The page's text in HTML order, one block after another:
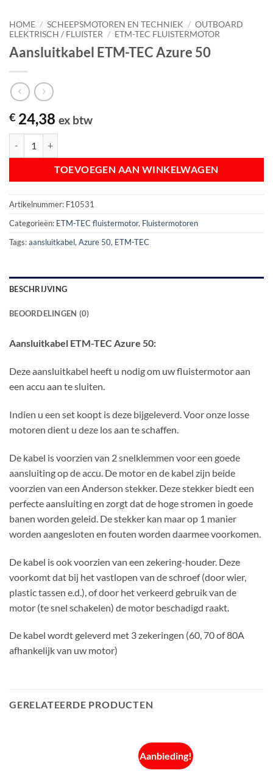
HOME / SCHEEPSMOTOREN EN TECHNIEK / OUTBOARD
ELEKTRISCH / FLUISTER / ETM-TEC FLUISTERMOTOR
Aansluitkabel ETM-TEC Azure 50
€ 24,38 ex btw
TOEVOEGEN AAN WINKELWAGEN
Artikelnummer: F10531
Categorieën: ETM-TEC fluistermotor, Fluistermotoren
Tags:aansluitkabel, Azure 50, ETM-TEC
BESCHRIJVING
BEOORDELINGEN (0)
Aansluitkabel ETM-TEC Azure 50:
Deze aansluitkabel heeft u nodig om uw fluistermotor aan
een accu aan te sluiten.
Indien u een set koopt is deze bijgeleverd. Voor onze losse
motoren dient u deze los aan te schaffen.
De kabel is voorzien van 2 snelklemmen voor een goede
aansluiting op de accu. De motor en de kabel zijn beide
voorzien van een Anderson stekker. Deze stekker biedt een
perfecte aansluiting en zorgt dat de hoge stromen in goede
banen worden geleid. De stekker kan maar op 1 manier
worden aangesloten en fouten worden daarmee voorkomen.
De kabel is ook voorzien van een zekering-houder. Deze
voorkomt dat bij het vastlopen van de schroef (door wier,
plastic tassen e.d.), of door het verkeerd gebruik van de
motor (te snel schakelen) de motor beschadigd raakt.
De kabel wordt geleverd met 3 zekeringen (60, 70 of 80A
afhankelijk van uw motor)
GERELATEERDE PRODUCTEN
Aanbieding!